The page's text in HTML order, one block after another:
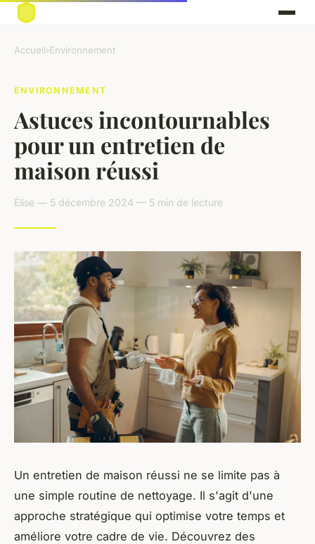
Accueil›Environnement
ENVIRONNEMENT
Astuces incontournables
pour un entretien de
maison réussi
Élise — 5 décembre 2024 — 5 min de lecture
Un entretien de maison réussi ne se limite pas à
une simple routine de nettoyage. Il s'agit d'une
approche stratégique qui optimise votre temps et
améliore votre cadre de vie. Découvrez des